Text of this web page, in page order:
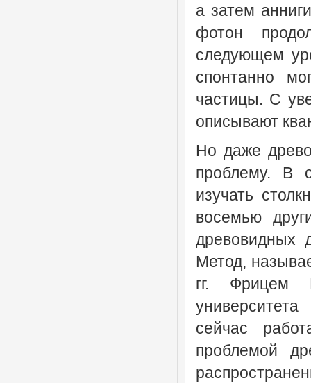
а затем
фотон
следующем
спонтанно
частицы. С
описывают
Но даже
проблему. В
изучать
восемью
древовидных
Метод,
гг. Фрицем
сейчас
проблемой